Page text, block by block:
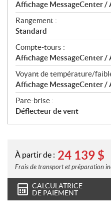
Affichage MessageCenter /
Rangement :
Standard
Compte-tours :
Affichage MessageCenter /
Voyant de température/
Affichage MessageCenter /
Pare-brise :
Déflecteur de vent
À partir de : 24 139 $
Frais de transport et préparation
CALCULATRICE
DE PAIEMENT